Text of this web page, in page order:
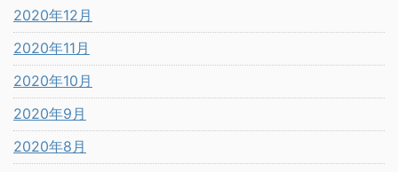
2020年12月
2020年11月
2020年10月
2020年9月
2020年8月